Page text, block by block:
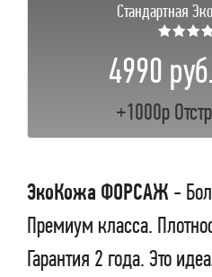
Стандартная
4990 руб.
+1000р
ЭкоКожа ФОРСАЖ -
Премиум класса.
Гарантия 2 года. Это